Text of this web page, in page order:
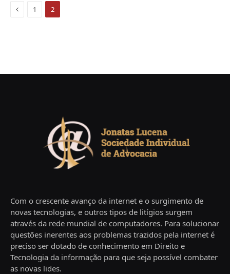
Previous
1 2
Com o crescente avanço da internet e o surgimento de
novas tecnologias, e outros tipos de litígios surgem
através da rede mundial de computadores. Para solucionar
questões inerentes aos problemas trazidos pela internet é
preciso ser dotado de conhecimento em Direito e
Tecnologia da informação para que seja possível combater
as novas lides.